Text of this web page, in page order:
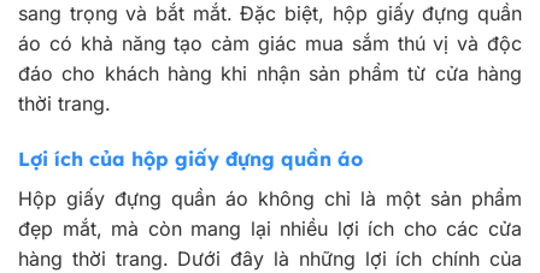
sang trọng và bắt mắt. Đặc biệt, hộp giấy đựng quần
áo có khả năng tạo cảm giác mua sắm thú vị và độc
đáo cho khách hàng khi nhận sản phẩm từ cửa hàng
thời trang.
Lợi ích của hộp giấy đựng quần áo
Hộp giấy đựng quần áo không chỉ là một sản phẩm
đẹp mắt, mà còn mang lại nhiều lợi ích cho các cửa
hàng thời trang. Dưới đây là những lợi ích chính của